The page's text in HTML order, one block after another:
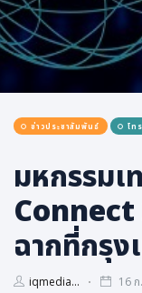
ศิลปะ, วัฒนธรรม
ศาสนา
การเมือง
ธุรกิจ, สังคม
พลังงาน, สิ่งแวดล้อม
ยานยนต์
ขนส่ง
ข่าวประชาสัมพันธ์ โท
มหกรรม
Connect
ฉากที่กรุง
iqmedia... 16